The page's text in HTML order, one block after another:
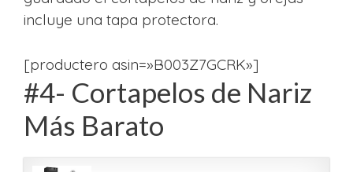
incluye una tapa protectora.
[productero asin=»B003Z7GCRK»]
#4- Cortapelos de Nariz
Más Barato